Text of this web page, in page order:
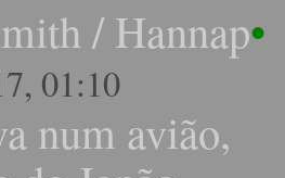
/Hannap•
01:10
num avião,